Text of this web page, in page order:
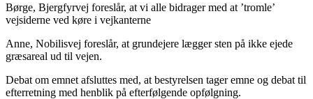
Børge, Bjergfyrvej foreslår, at vi alle bidrager med at ’tromle’
vejsiderne ved køre i vejkanterne
Anne, Nobilisvej foreslår, at grundejere lægger sten på ikke ejede
græsareal ud til vejen.
Debat om emnet afsluttes med, at bestyrelsen tager emne og debat til
efterretning med henblik på efterfølgende opfølgning.